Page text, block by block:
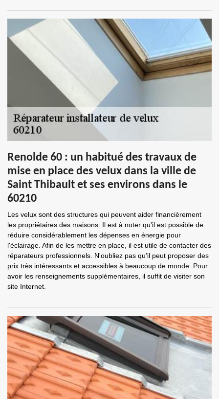
Renolde 60 : un habitué des travaux de
mise en place des velux dans la ville de
Saint Thibault et ses environs dans le
60210
Les velux sont des structures qui peuvent aider financièrement
les propriétaires des maisons. Il est à noter qu'il est possible de
réduire considérablement les dépenses en énergie pour
l'éclairage. Afin de les mettre en place, il est utile de contacter des
réparateurs professionnels. N'oubliez pas qu'il peut proposer des
prix très intéressants et accessibles à beaucoup de monde. Pour
avoir les renseignements supplémentaires, il suffit de visiter son
site Internet.